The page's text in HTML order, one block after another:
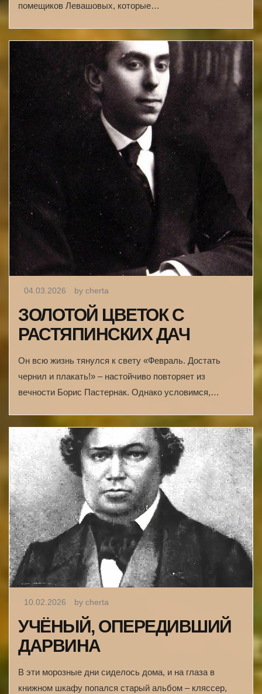
помещиков Левашовых, которые…
04.03.2026 by cherta
ЗОЛОТОЙ ЦВЕТОК С
РАСТЯПИНСКИХ ДАЧ
Он всю жизнь тянулся к свету «Февраль. Достать
чернил и плакать!» – настойчиво повторяет из
вечности Борис Пастернак. Однако условимся,…
10.02.2026 by cherta
УЧЁНЫЙ, ОПЕРЕДИВШИЙ
ДАРВИНА
В эти морозные дни сиделось дома, и на глаза в
книжном шкафу попался старый альбом – кляссер,